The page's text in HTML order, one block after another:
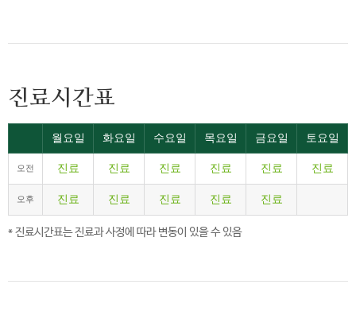
진료시간표
월요일 화요일 수요일 목요일 금요일 토요일
오전 진료 진료 진료 진료 진료 진료
오후 진료 진료 진료 진료 진료
* 진료시간표는 진료과 사정에 따라 변동이 있을 수 있음